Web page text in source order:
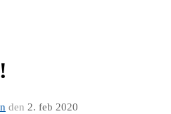
den 2. feb 2020